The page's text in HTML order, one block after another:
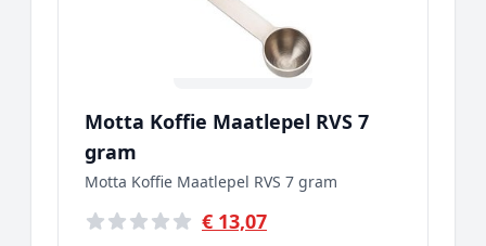
Motta Koffie Maatlepel RVS 7
gram
Motta Koffie Maatlepel RVS 7 gram
€ 13,07